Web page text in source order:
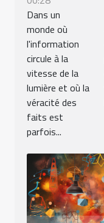
Dans un
monde où
l'information
circule à la
vitesse de la
lumière et où la
véracité des
faits est
parfois...